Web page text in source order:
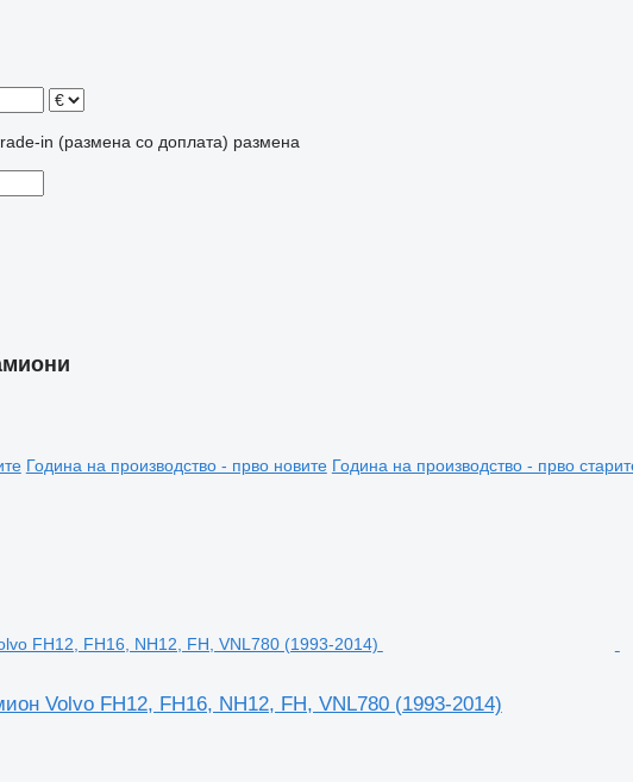
in (размена со доплата) размена
Година на производство - прво новите Година на производство - прво
Volvo FH12, FH16, NH12, FH, VNL780 (1993-2014)